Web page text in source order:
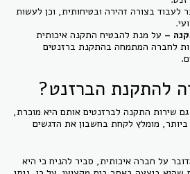
לעבוד בצורה זהירה ובטיחותית, וכן לעשות
– על מנת להבטיח התקנה איכותית
לחברה המתמחה בהתקנת ברזנטים
להתקנת הברזנט?
שירות התקנה לברזנטים אותם היא מוכרת,
מומלץ לקחת בחשבון את הדגשים
על חברה איכותית, סביר להניח כי היא